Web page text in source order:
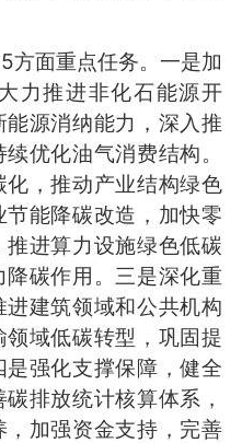
面重点任务。一是加
力推进非化石能源开
源消纳能力，深入推
优化油气消费结构。
，推动产业结构绿色
能降碳改造，加快零
进算力设施绿色低碳
碳作用。三是深化重
建筑领域和公共机构
域低碳转型，巩固提
强化支撑保障，健全
排放统计核算体系，
加强资金支持，完善